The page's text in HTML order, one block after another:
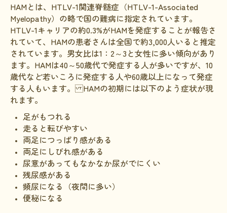
難病研究班の情報発信
HAM研究班
神経免疫班
移行期医療
当サイトについて
会員登録のメリット
お問合せ
難病患者さんの生活と治療に関する実態調査
HAMとは、HTLV-1関連脊髄症（HTLV-1-Associated
Myelopathy）の略で国の難病に指定されています。
HTLV-1キャリアの約0.3%がHAMを発症することが報告さ
れていて、HAMの患者さんは全国で約3,000人いると推定
されています。男女比は1：2～3と女性に多い傾向があり
ます。HAMは40～50歳代で発症する人が多いですが、10
歳代など若いころに発症する人や60歳以上になって発症
する人もいます。 HAMの初期には以下のよう症状が現
れます。
足がもつれる
走ると転びやすい
両足につっぱり感がある
両足にしびれ感がある
尿意があってもなかなか尿がでにくい
残尿感がある
頻尿になる（夜間に多い）
便秘になる